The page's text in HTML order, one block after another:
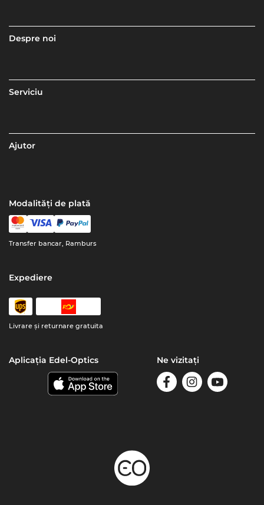
Despre noi
Serviciu
Ajutor
Modalități de plată
Transfer bancar, Ramburs
Expediere
Livrare şi returnare gratuita
Aplicația Edel-Optics Ne vizitați